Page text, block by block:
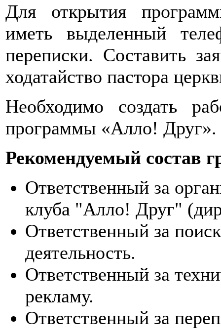
Для открытия
иметь выделенный
переписки. Составить
ходатайство пастора
Необходимо создать
программы «Алло! Друг».
Рекомендуемый состав
Ответственный за
клуба "Алло! Друг"
Ответственный за
деятельность.
Ответственный за
рекламу.
Ответственный за